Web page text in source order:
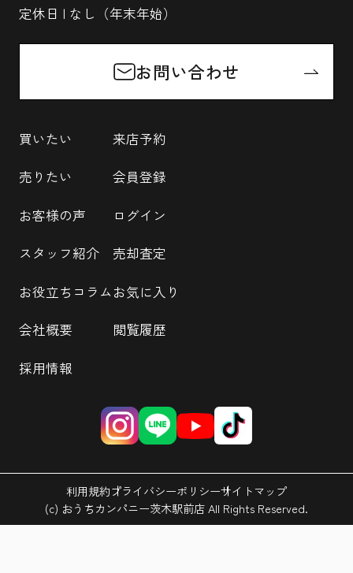
定休日 | なし（年末年始）
お問い合わせ
買いたい
売りたい
お客様の声
スタッフ紹介
お役立ちコラム
会社概要
採用情報
来店予約
会員登録
ログイン
売却査定
お気に入り
閲覧履歴
利用規約プライバシーポリシーサイトマップ
(c) おうちカンパニー茨木駅前店 All Rights Reserved.